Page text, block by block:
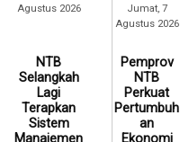
Agustus 2026
Jumat, 7
Agustus 2026
NTB
Selangkah
Lagi
Terapkan
Sistem
Manajemen
Pemprov
NTB
Perkuat
Pertumbuh
an
Ekonomi